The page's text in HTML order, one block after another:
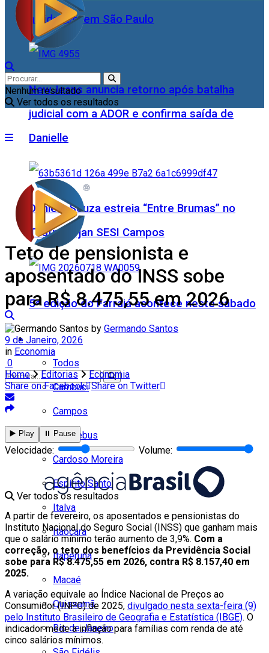
as idades, em São Paulo
NewJeans anuncia retorno após batalha
judicial com a ADOR e confirma saída de
Danielle
Daniele Souza estreia “Entre Brumas” no
Teatro Firjan SESI Campos
5ª edição do Farraiá acontece neste sábado
Cidades
Todos
Cambuci
Campos
Carapebus
Cardoso Moreira
Espírito Santo
Italva
Itaocara
Itaperuna
Macaé
Quissamã
Rio de Janeiro
Nenhum resultado
Ver todos os resultados
Nenhum resultado
Ver todos os resultados
Teto de pensionista e
aposentado do INSS sobe
para R$ 8.475,55 em 2026
by Germando Santos
9 de Janeiro, 2026
in Economia
0
Home
Editorias
Economia
Share on Facebook Share on Twitter
▶️ Play ⏸️ Pause
Velocidade: Volume:
A partir de fevereiro, os aposentados e pensionistas do
Instituto Nacional do Seguro Social (INSS) que ganham mais
que o salário mínimo terão aumento de 3,9%. Com a
correção, o teto dos benefícios da Previdência Social
sobe para R$ 8.475,55 em 2026, contra R$ 8.157,40 em
2025.
A variação equivale ao Índice Nacional de Preços ao
Consumidor (INPC) de 2025, divulgado nesta sexta-feira (9)
pelo Instituto Brasileiro de Geografia e Estatística (IBGE). O
indicador mede a inflação para famílias com renda de até
cinco salários mínimos.